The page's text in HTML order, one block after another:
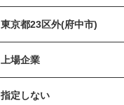
東京都23区外(府中市)
上場企業
指定しない